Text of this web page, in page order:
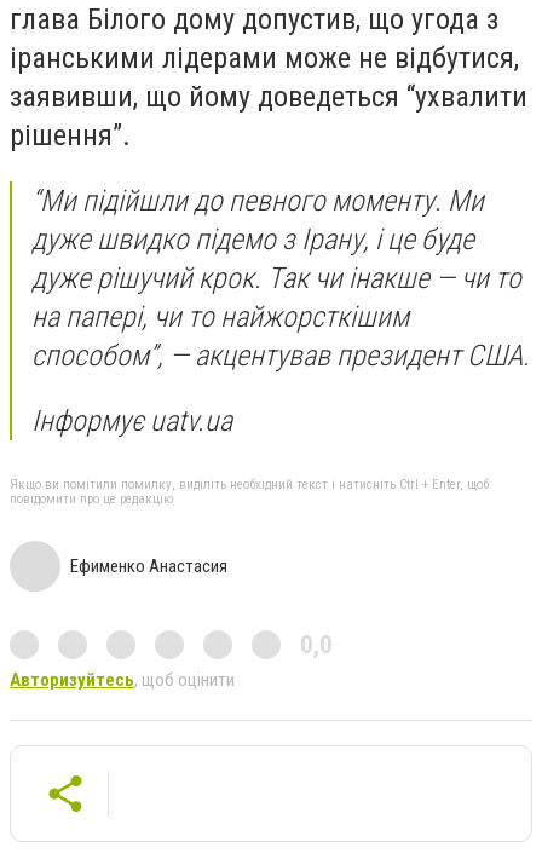
глава Білого дому допустив, що угода з
іранськими лідерами може не відбутися,
заявивши, що йому доведеться “ухвалити
рішення”.
“Ми підійшли до певного моменту. Ми
дуже швидко підемо з Ірану, і це буде
дуже рішучий крок. Так чи інакше — чи то
на папері, чи то найжорсткішим
способом”, — акцентував президент США.
Інформує uatv.ua
Якщо ви помітили помилку, виділіть необхідний текст і натисніть Ctrl + Enter, щоб
повідомити про це редакцію
Ефименко Анастасия
0,0
Авторизуйтесь, щоб оцінити